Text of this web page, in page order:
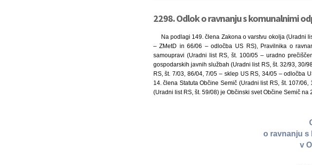
2298. Odlok o ravnanju s komunalnimi
Na podlagi 149. člena Zakona o varstvu okolja (Uradni
– ZMetD in 66/06 – odločba US RS), Pravilnika o
samoupravi (Uradni list RS, št. 100/05 – uradno
gospodarskih javnih službah (Uradni list RS, št. 32/93, 30/
RS, št. 7/03, 86/04, 7/05 – sklep US RS, 34/05 – odločba
14. člena Statuta Občine Semič (Uradni list RS, št. 107/
(Uradni list RS, št. 59/08) je Občinski svet Občine Semič na
o ravnanju s
v